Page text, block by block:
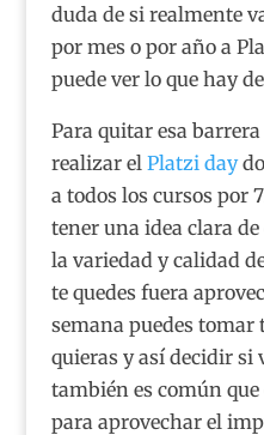
duda de si realmente
por mes o por año a
puede ver lo que hay
Para quitar esa
realizar el Platzi day
a todos los cursos por
tener una idea clara de
la variedad y calidad
te quedes fuera
semana puedes tomar
quieras y así decidir si
también es común
para aprovechar el